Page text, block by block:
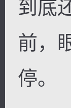
到底
前，
停。